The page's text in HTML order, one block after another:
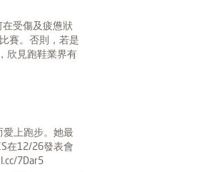
在受傷及疲憊狀
賽。否則，若是
欣見跑鞋業界有
愛上跑步。她最
在12/26發表會
7Dar5